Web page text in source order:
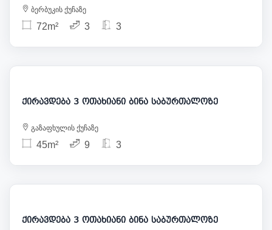
ბერბუკის ქუჩაზე
72m² 3 3
800
ქირავდება 3 ოთახიანი ბინა საბურთალოზე
გაზაფხულის ქუჩაზე
45m² 9 3
980
ქირავდება 3 ოთახიანი ბინა საბურთალოზე